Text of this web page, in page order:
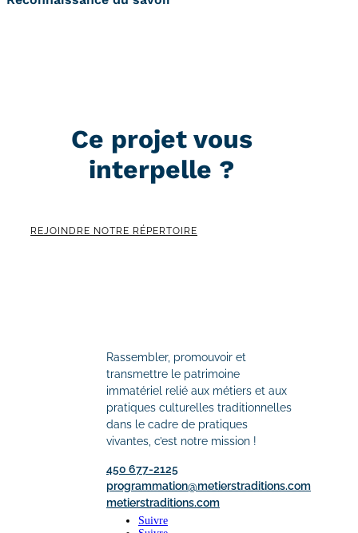
Ce projet vous
interpelle ?
REJOINDRE NOTRE RÉPERTOIRE
Rassembler, promouvoir et
transmettre le patrimoine
immatériel relié aux métiers et aux
pratiques culturelles traditionnelles
dans le cadre de pratiques
vivantes, c’est notre mission !
450 677-2125
programmation@metierstraditions.com
metierstraditions.com
Suivre